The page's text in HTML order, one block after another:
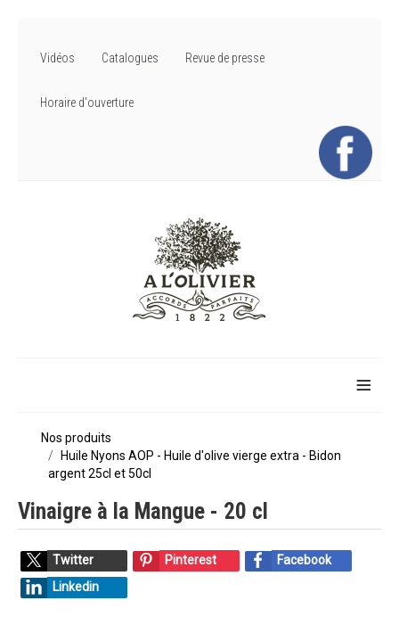
Vidéos Catalogues Revue de presse
Horaire d'ouverture
≡
Nos produits
Huile Nyons AOP - Huile d'olive vierge extra - Bidon
argent 25cl et 50cl
Vinaigre à la Mangue - 20 cl
Twitter Pinterest
Facebook
Linkedin